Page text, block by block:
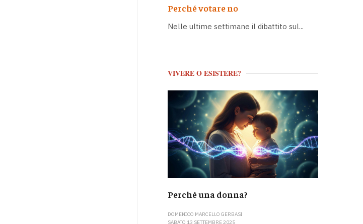
Perché votare no
Nelle ultime settimane il dibattito sul...
VIVERE O ESISTERE?
Perché una donna?
DOMENICO MARCELLO GERBASI
SABATO 13 SETTEMBRE 2025